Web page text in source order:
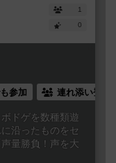
1
0
参加 連れ添い登録
ドゲを数種類遊
沿ったものをセ
量勝負！声を大